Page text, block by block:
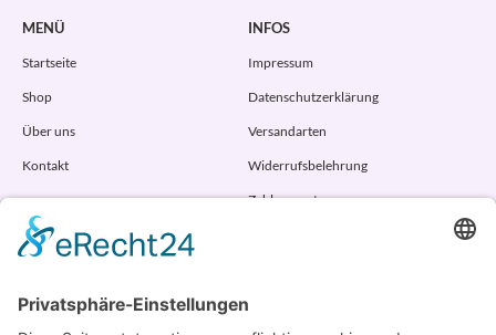
MENÜ
Startseite
Shop
Über uns
Kontakt
INFOS
Impressum
Datenschutzerklärung
Versandarten
Widerrufsbelehrung
Zahlungsarten